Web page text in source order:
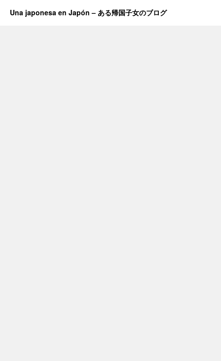
Una japonesa en Japón – ある帰国子女のブログ